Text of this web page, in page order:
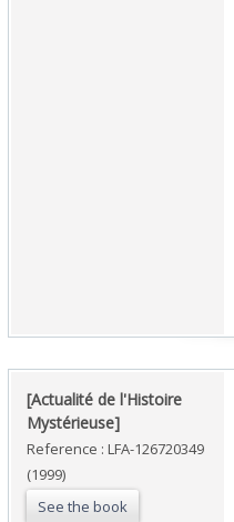
‎[Actualité de l'Histoire
Mystérieuse]‎
Reference : LFA-126720349
(1999)
See the book